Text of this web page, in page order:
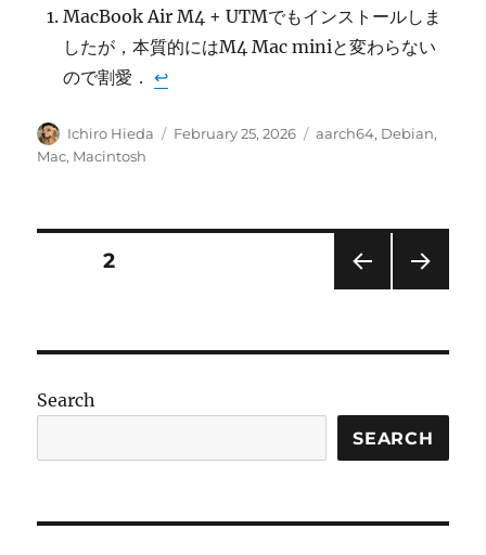
MacBook Air M4 + UTMでもインストールしま
したが，本質的にはM4 Mac miniと変わらない
ので割愛．↩︎
Author
Ichiro Hieda
Posted
February 25, 2026 Categories
aarch64, Debian,
Mac, Macintosh
Posts
PAG
PAGE2
Search
SEARCH